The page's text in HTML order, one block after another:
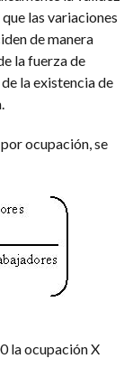
las variaciones
de manera
la fuerza de
la existencia de
ocupación, se
la ocupación X